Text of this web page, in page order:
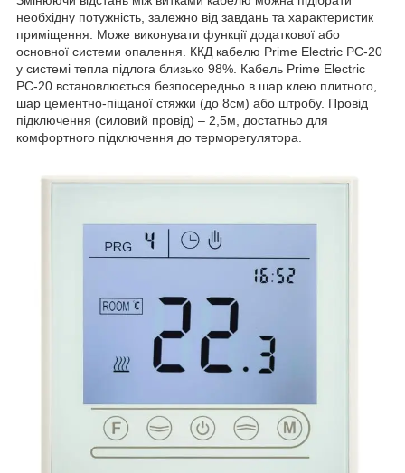
необхідну потужність, залежно від завдань та характеристик
приміщення. Може виконувати функції додаткової або
основної системи опалення. ККД кабелю Prime Electric PC-20
у системі тепла підлога близько 98%. Кабель Prime Electric
PC-20 встановлюється безпосередньо в шар клею плитного,
шар цементно-піщаної стяжки (до 8см) або штробу. Провід
підключення (силовий провід) – 2,5м, достатньо для
комфортного підключення до терморегулятора.